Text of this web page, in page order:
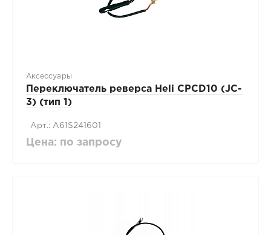
Аксессуары
Переключатель реверса Heli CPCD10 (JC-
3) (тип 1)
Арт.: A61S241601
Цена: по запросу